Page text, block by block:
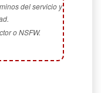
del servicio y
o NSFW.